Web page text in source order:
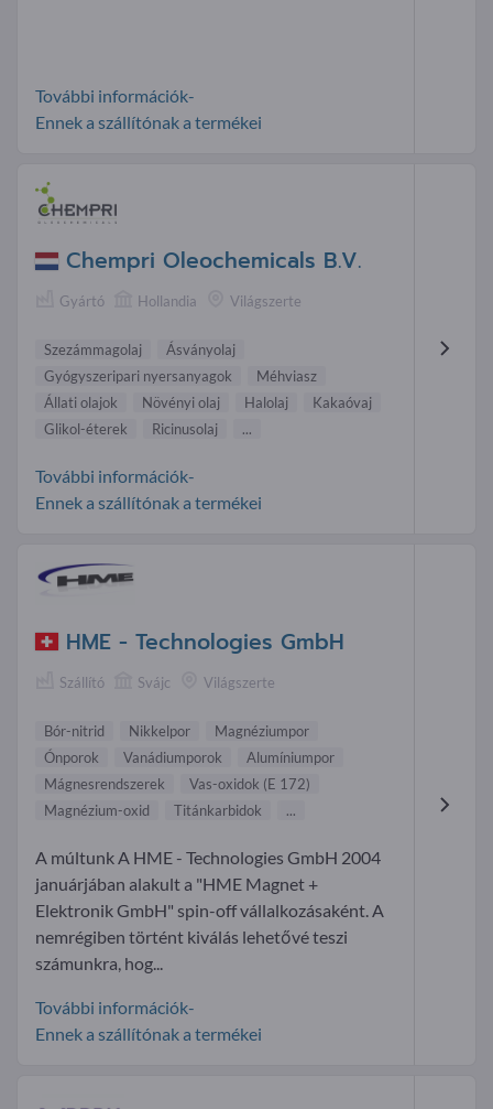
További információk-
Ennek a szállítónak a termékei
Chempri Oleochemicals B.V.
Gyártó Hollandia Világszerte
Szezámmagolaj
Ásványolaj
Gyógyszeripari nyersanyagok
Méhviasz
Állati olajok
Növényi olaj Halolaj
Kakaóvaj
Glikol-éterek
Ricinusolaj ...
További információk-
Ennek a szállítónak a termékei
HME - Technologies GmbH
Szállító Svájc Világszerte
Bór-nitrid Nikkelpor
Magnéziumpor
Ónporok
Vanádiumporok
Alumíniumpor
Mágnesrendszerek
Vas-oxidok (E 172)
Magnézium-oxid
Titánkarbidok ...
A múltunk A HME - Technologies GmbH 2004
januárjában alakult a "HME Magnet +
Elektronik GmbH" spin-off vállalkozásaként. A
nemrégiben történt kiválás lehetővé teszi
számunkra, hog...
További információk-
Ennek a szállítónak a termékei